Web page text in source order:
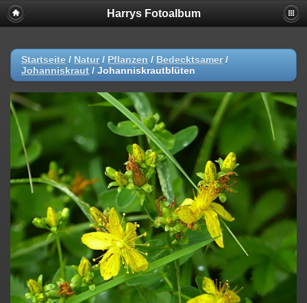
Harrys Fotoalbum
Startseite / Natur/ Pflanzen / Bedecktsamer/
Johanniskraut / Johanniskrautblüten